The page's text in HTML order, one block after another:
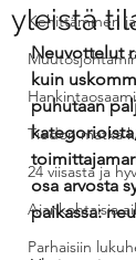
Kehittäminen
Tiedon matka
24 viisasta ja
Ajankohtaisia
Parhaisiin
yleistä
Neuvottelut
kuin
puhutaan
osa arvosta
paikassa: